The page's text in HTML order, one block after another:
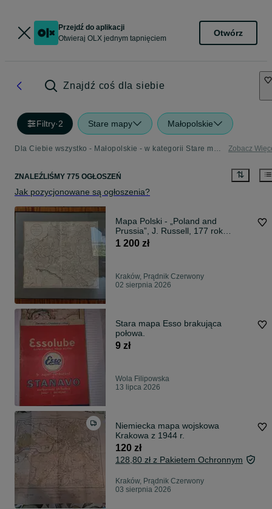
Przejdź do aplikacji
Otwieraj OLX jednym tapnięciem
Otwórz
Znajdź coś dla siebie
Filtry·2 Stare mapy Małopolskie
Dla Ciebie wszystko - Małopolskie - w kategorii Stare mapy Zobacz
ZNALEŹLIŚMY 775 OGŁOSZEŃ
Jak pozycjonowane są ogłoszenia?
Mapa Polski - „Poland and
Prussia”, J. Russell, 177 rok
oryginal2
1 200 zł
Kraków, Prądnik Czerwony
02 sierpnia 2026
Stara mapa Esso brakująca
połowa.
9 zł
Wola Filipowska
13 lipca 2026
Niemiecka mapa wojskowa
Krakowa z 1944 r.
120 zł
128,80 zł z Pakietem Ochronnym
Kraków, Prądnik Czerwony
03 sierpnia 2026